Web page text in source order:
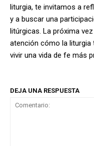
liturgia, te invitamos a
y a buscar una
litúrgicas. La próxima
atención cómo la
vivir una vida de fe más
DEJA UNA RESPUESTA